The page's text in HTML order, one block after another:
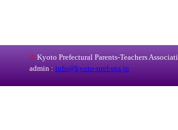
© Kyoto Prefectural Parents-Teachers
admin : info@kyoto-pref-pta.jp